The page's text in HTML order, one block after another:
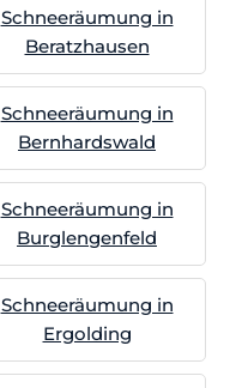
Schneeräumung in
Beratzhausen
Schneeräumung in
Bernhardswald
Schneeräumung in
Burglengenfeld
Schneeräumung in
Ergolding